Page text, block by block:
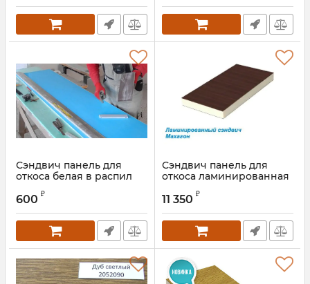
Сэндвич панель для
откоса белая в распил
600 ₽
Сэндвич панель для
откоса ламинированная
Артикул:
11 350 ₽